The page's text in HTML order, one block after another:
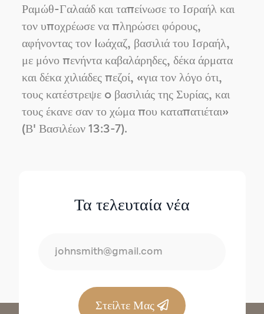
Ραμώθ-Γαλαάδ και ταπείνωσε το Ισραήλ και
τον υποχρέωσε να πληρώσει φόρους,
αφήνοντας τον Iωάχαζ, βασιλιά του Ισραήλ,
με μόνο πενήντα καβαλάρηδες, δέκα άρματα
και δέκα χιλιάδες πεζοί, «για τον λόγο ότι,
τους κατέστρεψε o βασιλιάς της Συρίας, και
τους έκανε σαν το χώμα που καταπατιέται»
(Β' Βασιλέων 13:3-7).
Τα τελευταία νέα
Στείλτε Μας